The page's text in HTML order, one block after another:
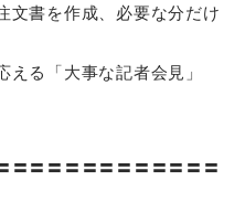
文書を作成、必要な分だけ
る「大事な記者会見」
〓〓〓〓〓〓〓〓〓〓〓〓